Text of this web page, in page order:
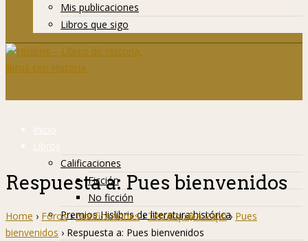
Mis publicaciones
Libros que sigo
Inicio
Libros
Calificaciones
Ficción
No ficción
Premios Hislibris de literatura histórica
Info
Respuesta a: Pues bienvenidos
Home › Foros › Notificaciones › Tetrarqu�a Papri › Pues
bienvenidos › Respuesta a: Pues bienvenidos